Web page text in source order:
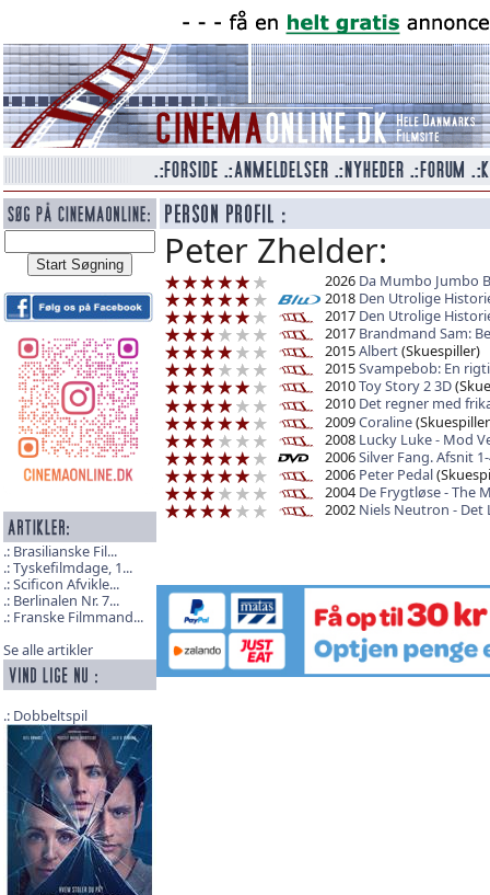
Brasilianske Fil...
Tyskefilmdage, 1...
Scificon Afvikle...
Berlinalen Nr. 7...
Franske Filmmand...
Se alle artikler
Dobbeltspil
Peter Zhelder:
2026 Da Mumbo Jumbo
2018 Den Utrolige
2017 Den Utrolige
2017 Brandmand Sam:
2015Albert(Skuespiller)
2015Svampebob: En
2010Toy Story 2 3D
2010 Det regner med
2009Coraline
2008 Lucky Luke - Mod
2006Silver Fang. Afsnit
2006 Peter Pedal
2004 De Frygtløse - The
2002 Niels Neutron - Det